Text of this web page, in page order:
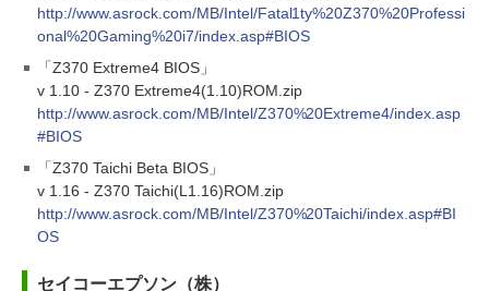
http://www.asrock.com/MB/Intel/Fatal1ty%20Z370%20Professi
onal%20Gaming%20i7/index.asp#BIOS
「Z370 Extreme4 BIOS」
v 1.10 - Z370 Extreme4(1.10)ROM.zip
http://www.asrock.com/MB/Intel/Z370%20Extreme4/index.asp
#BIOS
「Z370 Taichi Beta BIOS」
v 1.16 - Z370 Taichi(L1.16)ROM.zip
http://www.asrock.com/MB/Intel/Z370%20Taichi/index.asp#BI
OS
セイコーエプソン（株）